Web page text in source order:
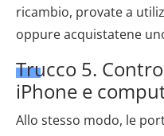
ricambio, provate a
oppure acquistatene
Trucco 5.
iPhone e
Allo stesso modo, le